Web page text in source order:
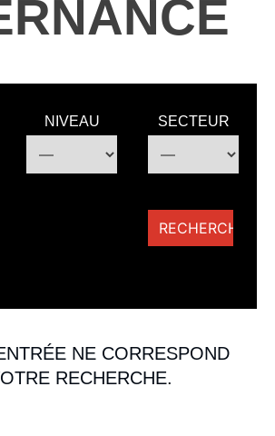
NIVEAU SECTEUR
NE CORRESPOND
RECHERCHE.